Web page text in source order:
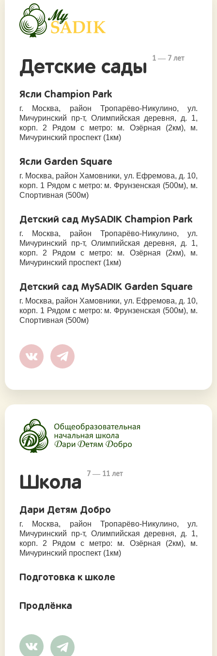
Детские сады
1 — 7 лет
Ясли Champion Park
г. Москва, район Тропарёво-Никулино, ул.
Мичуринский пр-т, Олимпийская деревня, д. 1,
корп. 2 Рядом с метро: м. Озёрная (2км), м.
Мичуринский проспект (1км)
Ясли Garden Square
г. Москва, район Хамовники, ул. Ефремова, д. 10,
корп. 1 Рядом с метро: м. Фрунзенская (500м), м.
Спортивная (500м)
Детский сад MySADIK Champion Park
г. Москва, район Тропарёво-Никулино, ул.
Мичуринский пр-т, Олимпийская деревня, д. 1,
корп. 2 Рядом с метро: м. Озёрная (2км), м.
Мичуринский проспект (1км)
Детский сад MySADIK Garden Square
г. Москва, район Хамовники, ул. Ефремова, д. 10,
корп. 1 Рядом с метро: м. Фрунзенская (500м), м.
Спортивная (500м)
Школа
7 — 11 лет
Дари Детям Добро
г. Москва, район Тропарёво-Никулино, ул.
Мичуринский пр-т, Олимпийская деревня, д. 1,
корп. 2 Рядом с метро: м. Озёрная (2км), м.
Мичуринский проспект (1км)
Подготовка к школе
Продлёнка